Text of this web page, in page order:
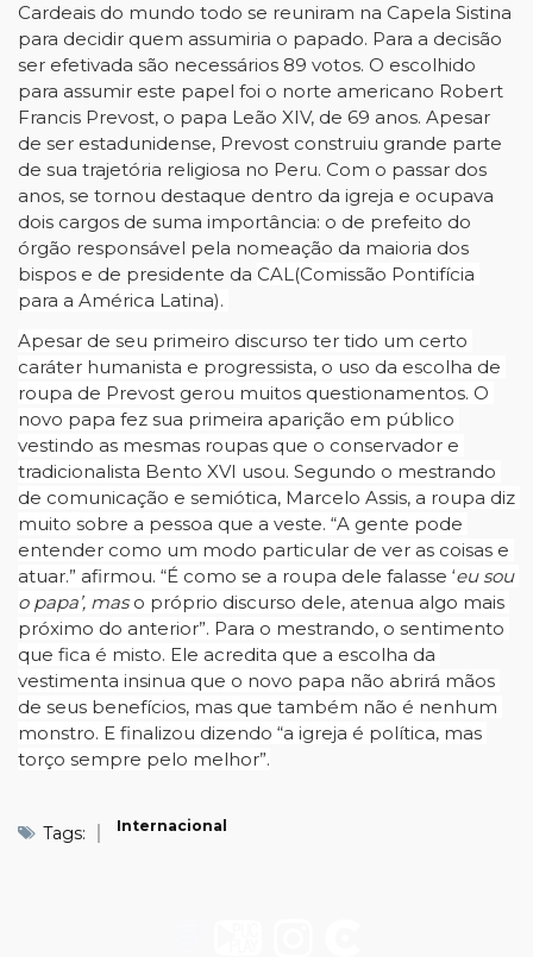
Cardeais do mundo todo se reuniram na Capela Sistina
para decidir quem assumiria o papado. Para a decisão
ser efetivada são necessários 89 votos. O escolhido
para assumir este papel foi o norte americano Robert
Francis Prevost, o papa Leão XIV, de 69 anos. Apesar
de ser estadunidense, Prevost construiu grande parte
de sua trajetória religiosa no Peru. Com o passar dos
anos, se tornou destaque dentro da igreja e ocupava
dois cargos de suma importância: o de prefeito do
órgão responsável pela nomeação da maioria dos
bispos e de presidente da CAL(Comissão Pontifícia
para a América Latina).
Apesar de seu primeiro discurso ter tido um certo
caráter humanista e progressista, o uso da escolha de
roupa de Prevost gerou muitos questionamentos. O
novo papa fez sua primeira aparição em público
vestindo as mesmas roupas que o conservador e
tradicionalista Bento XVI usou. Segundo o mestrando
de comunicação e semiótica, Marcelo Assis, a roupa diz
muito sobre a pessoa que a veste. “A gente pode
entender como um modo particular de ver as coisas e
atuar.” afirmou. “É como se a roupa dele falasse ‘eu sou
o papa’, mas o próprio discurso dele, atenua algo mais
próximo do anterior”. Para o mestrando, o sentimento
que fica é misto. Ele acredita que a escolha da
vestimenta insinua que o novo papa não abrirá mãos
de seus benefícios, mas que também não é nenhum
monstro. E finalizou dizendo “a igreja é política, mas
torço sempre pelo melhor”.
Tags: Internacional